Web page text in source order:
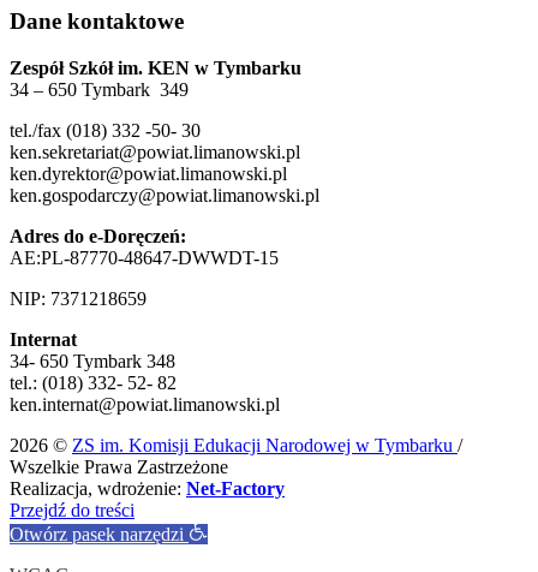
Dane kontaktowe
Zespół Szkół im. KEN w Tymbarku
34 – 650 Tymbark 349
tel./fax (018) 332 -50- 30
ken.sekretariat@powiat.limanowski.pl
ken.dyrektor@powiat.limanowski.pl
ken.gospodarczy@powiat.limanowski.pl
Adres do e-Doręczeń:
AE:PL-87770-48647-DWWDT-15
NIP: 7371218659
Internat
34- 650 Tymbark 348
tel.: (018) 332- 52- 82
ken.internat@powiat.limanowski.pl
2026 © ZS im. Komisji Edukacji Narodowej w Tymbarku /
Wszelkie Prawa Zastrzeżone
Realizacja, wdrożenie: Net-Factory
Przejdź do treści
Otwórz pasek narzędzi